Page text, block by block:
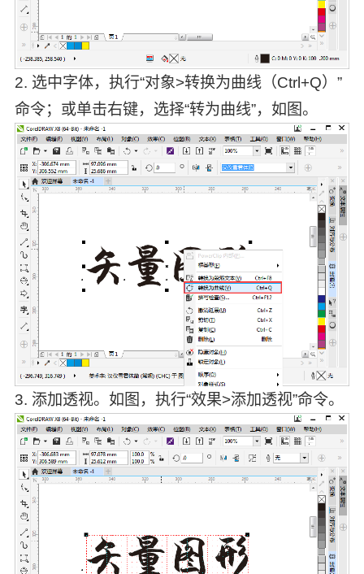
2. 选中字体，执行“对象>转换为曲线（Ctrl+Q）”
命令；或单击右键，选择“转为曲线”，如图。
3. 添加透视。如图，执行“效果>添加透视”命令。